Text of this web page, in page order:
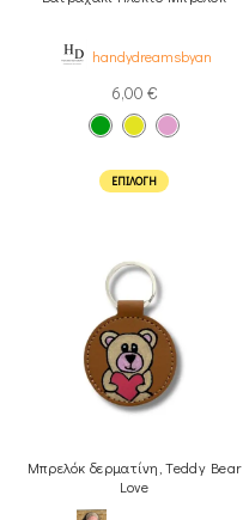
handydreamsbyan
6,00 €
ΕΠΙΛΟΓΉ
Μπρελόκ δερματίνη, Teddy Bear
Love